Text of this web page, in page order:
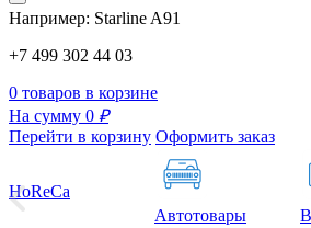
Например: Starline A91
+7 499 302 44 03
0 товаров в корзине
На сумму 0 ₽
Перейти в корзину Оформить заказ
HoReCa
Автотовары